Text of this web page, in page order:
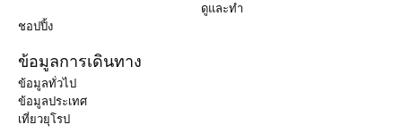
ดูและทำ
ชอปปิ้ง
ข้อมูลการเดินทาง
ข้อมูลทั่วไป
ข้อมูลประเทศ
เที่ยวยุโรป